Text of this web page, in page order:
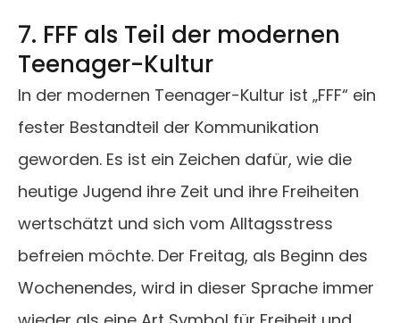
7. FFF als Teil der modernen
Teenager-Kultur
In der modernen Teenager-Kultur ist „FFF“ ein
fester Bestandteil der Kommunikation
geworden. Es ist ein Zeichen dafür, wie die
heutige Jugend ihre Zeit und ihre Freiheiten
wertschätzt und sich vom Alltagsstress
befreien möchte. Der Freitag, als Beginn des
Wochenendes, wird in dieser Sprache immer